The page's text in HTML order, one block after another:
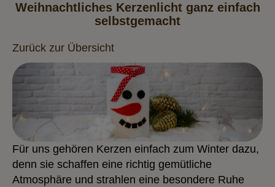
Weihnachtliches Kerzenlicht ganz einfach
selbstgemacht
Zurück zur Übersicht
Für uns gehören Kerzen einfach zum Winter dazu,
denn sie schaffen eine richtig gemütliche
Atmosphäre und strahlen eine besondere Ruhe